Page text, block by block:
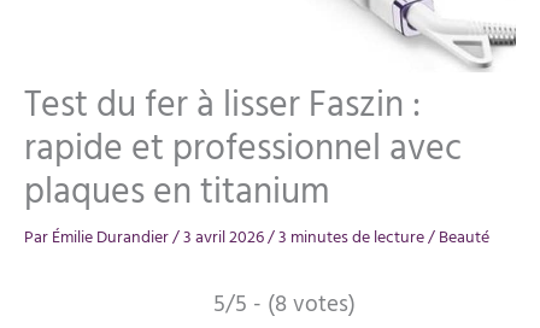
Test du fer à lisser Faszin :
rapide et professionnel avec
plaques en titanium
ParÉmilie Durandier/3 avril 2026/3 minutes de lecture/Beauté
5/5 - (8 votes)